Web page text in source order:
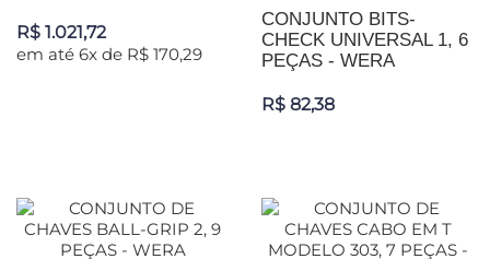
R$ 1.021,72
em até 6x de R$ 170,29
CONJUNTO BITS-
CHECK UNIVERSAL 1, 6
PEÇAS - WERA
R$ 82,38